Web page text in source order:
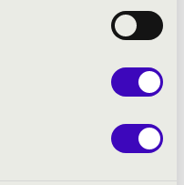
kapott a Virginia
a Musical Merit
és a H.B. Goodlin
második helyezést
a Metropolitan Opera
Western Region